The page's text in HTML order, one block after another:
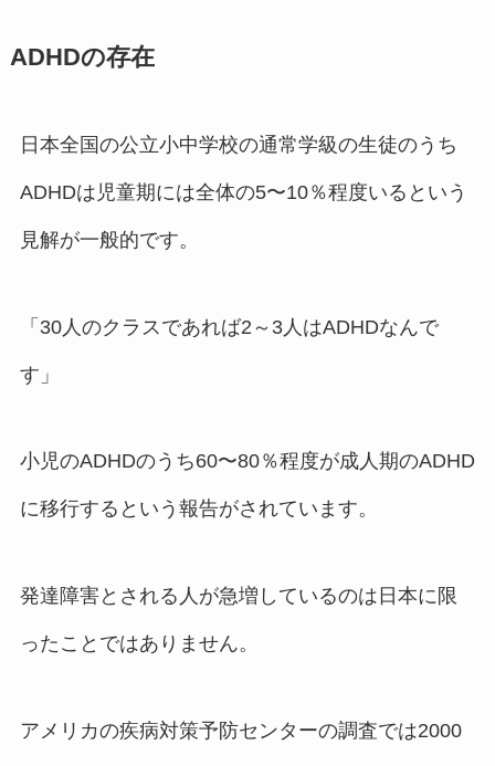
ADHDの存在
日本全国の公立小中学校の通常学級の生徒のうち
ADHDは児童期には全体の5〜10％程度いるという
見解が一般的です。
「30人のクラスであれば2～3人はADHDなんで
す」
小児のADHDのうち60〜80％程度が成人期のADHD
に移行するという報告がされています。
発達障害とされる人が急増しているのは日本に限
ったことではありません。
アメリカの疾病対策予防センターの調査では2000